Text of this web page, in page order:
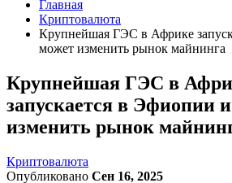
Главная
Криптовалюта
Крупнейшая ГЭС в Африке
может изменить рынок майнинга
Крупнейшая ГЭС в
запускается в Эфиопии
изменить рынок
Криптовалюта
Опубликовано Сен 16, 2025